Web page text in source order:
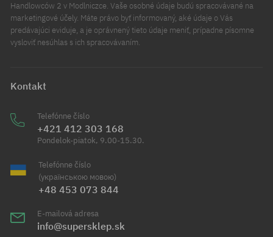
Handlowców 2 v Modlniczce. Vaše osobné údaje budú spracovávané na
marketingové účely. Máte právo byť informovaný, aké údaje o Vás
predávajúci eviduje, a je oprávnený tieto údaje meniť, prípadne písomne
vysloviť nesúhlas s ich spracovávaním.
Kontakt
Telefónne číslo
+421 412 303 168
Pondelok-piatok, 9.00-15.30.
Telefónne číslo
(українською мовою)
+48 453 073 844
E-mailová adresa
info@supersklep.sk